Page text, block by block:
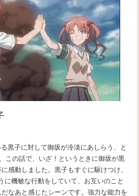
黒子に対して御坂が冷淡にあしらう、と
この話で、いざ！というときに御坂が黒
感動しました。黒子もすぐに駆けつけ、
に機敏な行動をしていて、お互いのこと
なあと感じたシーンです。強力な能力を